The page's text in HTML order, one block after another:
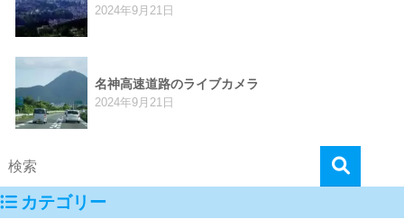
2024年9月21日
名神高速道路のライブカメラ
2024年9月21日
カテゴリー